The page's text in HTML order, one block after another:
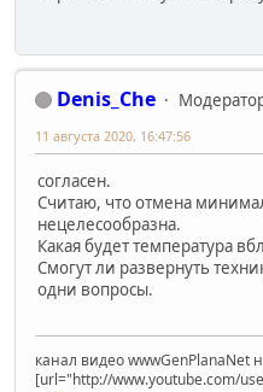
Denis_Che
11 августа 2020, 16:47:56
согласен.
Считаю, что отмена
нецелесообразна.
Какая будет температура
Смогут ли развернуть
одни вопросы.
канал видео wwwGenPlanaNet
[url="http://www.youtube.com/